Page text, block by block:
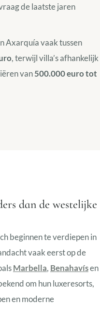
de laatste jaren
Axarquía vaak tussen
, terwijl villa’s afhankelijk
van500.000 euro tot
dan de westelijke
beginnen te verdiepen in
vaak eerst op de
Marbella, Benahavísen
om hun luxeresorts,
en moderne